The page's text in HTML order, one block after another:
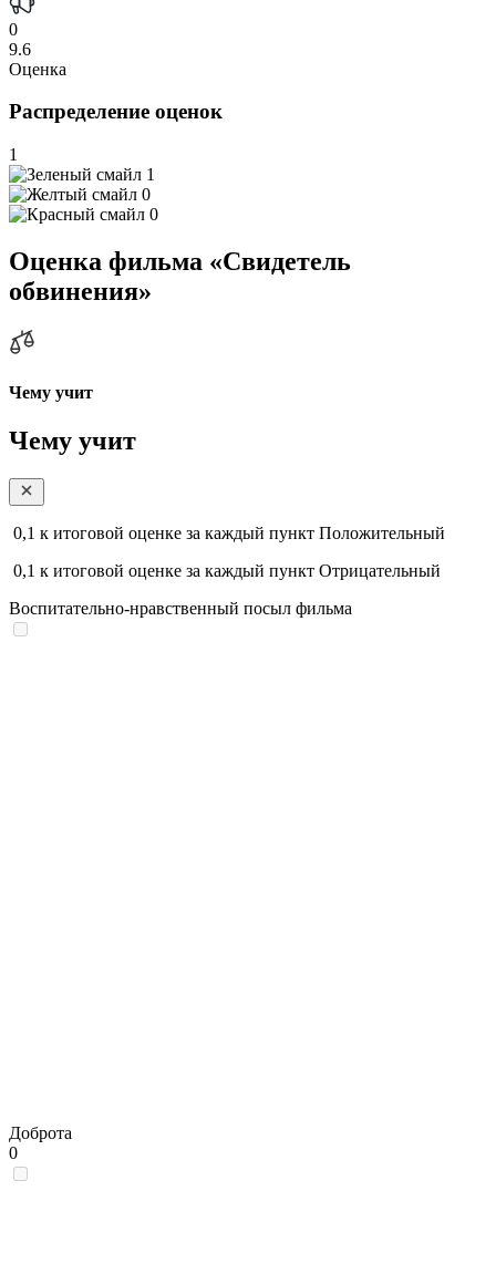
0
9.6
Оценка
Распределение оценок
1
1
0
0
Оценка фильма «Свидетель
обвинения»
Чему учит
Чему учит
0,1 к итоговой оценке за каждый пункт Положительный
0,1 к итоговой оценке за каждый пункт Отрицательный
Воспитательно-нравственный посыл фильма
Доброта
0